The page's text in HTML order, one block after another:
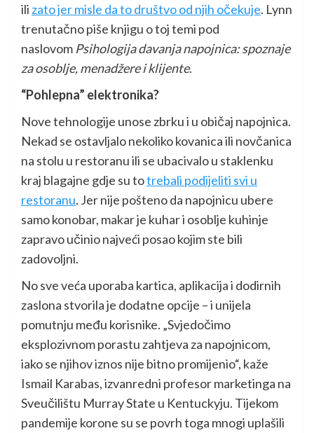
ili zato jer misle da to društvo od njih očekuje. Lynn
trenutačno piše knjigu o toj temi pod
naslovom Psihologija davanja napojnica: spoznaje
za osoblje, menadžere i klijente.
“Pohlepna” elektronika?
Nove tehnologije unose zbrku i u običaj napojnica.
Nekad se ostavljalo nekoliko kovanica ili novčanica
na stolu u restoranu ili se ubacivalo u staklenku
kraj blagajne gdje su totrebali podijeliti svi u
restoranu. Jer nije pošteno da napojnicu ubere
samo konobar, makar je kuhar i osoblje kuhinje
zapravo učinio najveći posao kojim ste bili
zadovoljni.
No sve veća uporaba kartica, aplikacija i dodirnih
zaslona stvorila je dodatne opcije – i unijela
pomutnju među korisnike. „Svjedočimo
eksplozivnom porastu zahtjeva za napojnicom,
iako se njihov iznos nije bitno promijenio“, kaže
Ismail Karabas, izvanredni profesor marketinga na
Sveučilištu Murray State u Kentuckyju. Tijekom
pandemije korone su se povrh toga mnogi uplašili